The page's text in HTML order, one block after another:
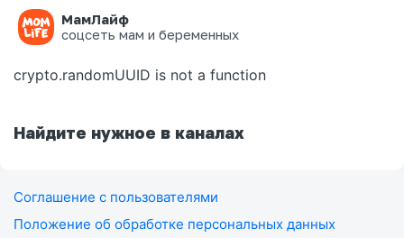
МамЛайф
соцсеть мам и беременных
Ошибка на странице
crypto.randomUUID is not a function
Найдите нужное в каналах
Соглашение с пользователями
Положение об обработке персональных данных